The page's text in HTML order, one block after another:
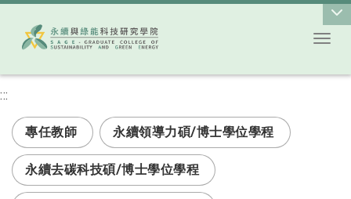
跳到主要內容
:::
次選單
專任教師 永續領導力碩/博士學位學程
永續去碳科技碩/博士學位學程